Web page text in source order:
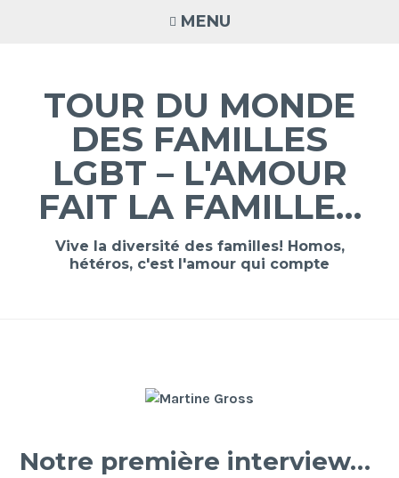
MENU
TOUR DU MONDE
DES FAMILLES
LGBT – L'AMOUR
FAIT LA FAMILLE…
Vive la diversité des familles! Homos,
hétéros, c'est l'amour qui compte
Notre première interview…